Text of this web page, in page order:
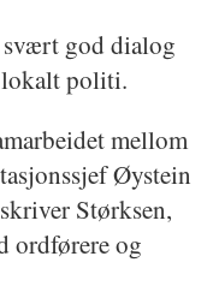
god dialog
lokalt politi.
mellom
Øystein
Størksen,
ordførere og